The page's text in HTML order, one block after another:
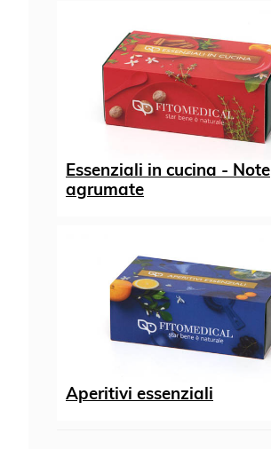
Essenziali in cucina - Note
agrumate
Aperitivi essenziali